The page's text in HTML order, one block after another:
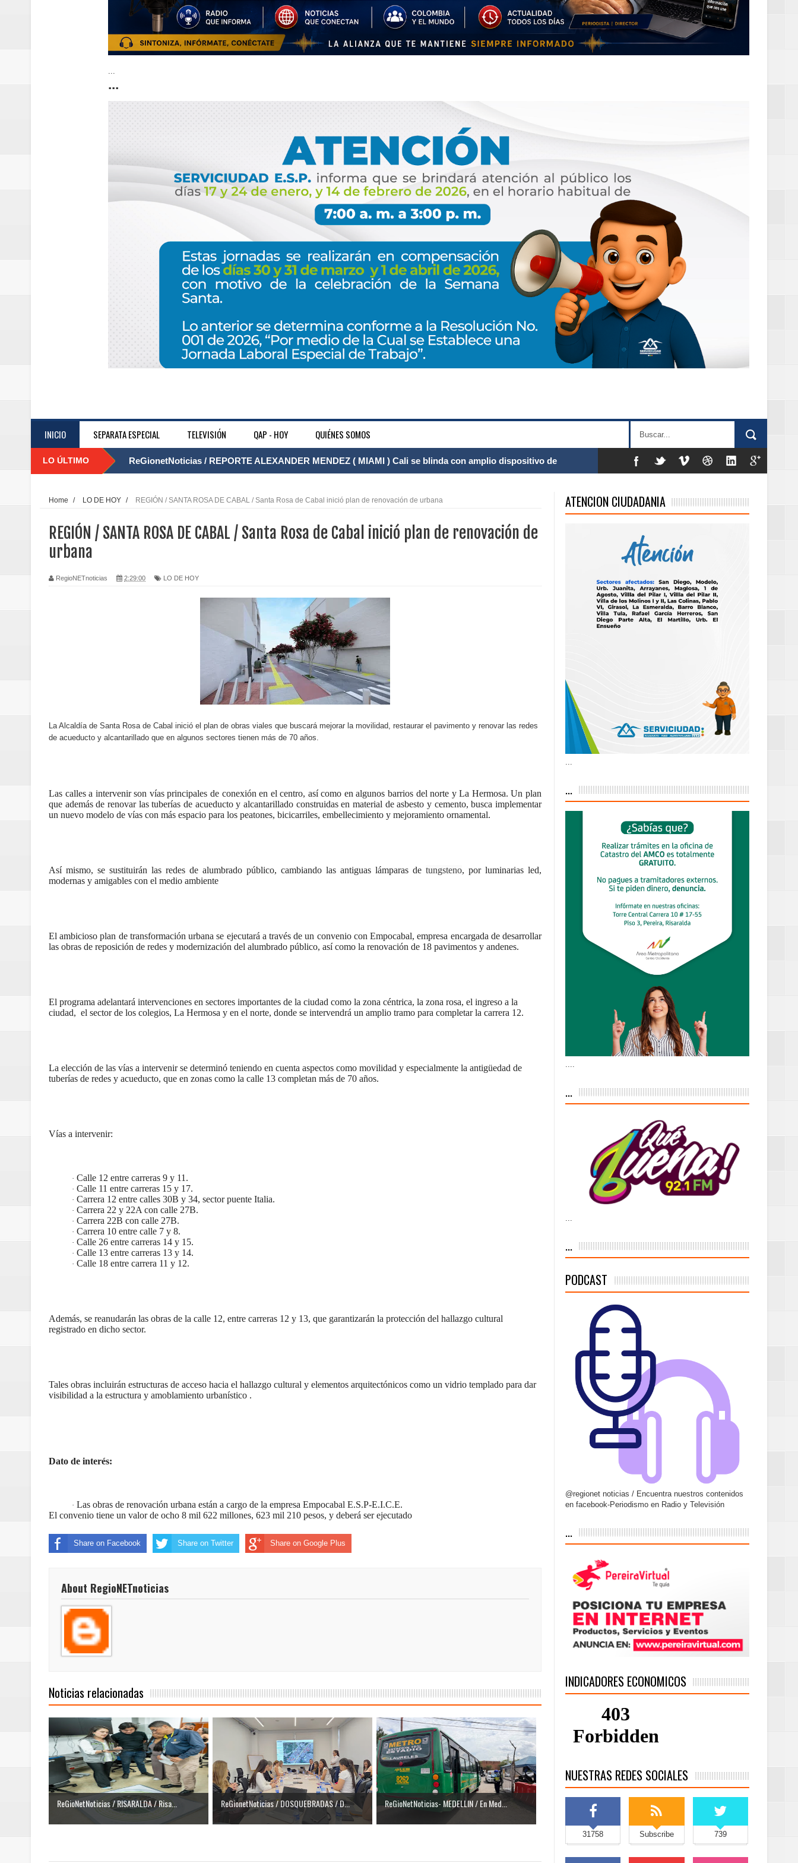
...
...
INICIO SEPARATA ESPECIAL TELEVISIÓN QAP - HOY QUIÉNES SOMOS
LO ÚLTIMO ReGionetNoticias / REPORTE ALEXANDER MENDEZ ( MIAMI ) Cali se blinda con amplio dispositivo de
Regionetnoticias / En solo dos años y siete meses, la Fábrica de Licores del Tolima alcanzó el 94 % de la meta de
transferencias prevista para los 4 años de gobierno
Regionetnoticias / Operacion exitosa del espacio pùblico en Bogotà
Regionetnoticias / Caldas fortalece el Mecanismo Articulador Departamental para el abordaje de las violencias
Regionetnoticias / Valle del Cauca tiene listo su plan de seguridad para recibir delegaciones y visitantes por la
posesión presidencial
Regionetnoticias / La Alcaldía de Pereira continúa renovando espacios comunitarios que llevaban décadas sin
Regionetnoticias / Agua potable transforma la vida de 68 estudiantes rurales en Filadelfia gracias al Gobierno de
Regionetnoticias / Alcaldía de Cartagena avanza en trabajos contra las inundaciones con solución definitiva en la
ecoeficientes en Marquetalia
Regionetnoticias / Despliegue de seguridad sin precedentes: El Valle y la nación refuerzan seguridad aérea y
ReGioNetNoticias / RISARALDA / Risaralda fortalece la preparación de sus municipios frente al riesgo volcánico
ReGionetNoticias / DOSQUEBRADAS / Dosquebradas fortalece la respuesta frente a tres Alertas Tempranas con
acciones que impactan a más de 20.000 personas
ReGioNetNoticias- MEDELLIN / En Medellín fue inmovilizado un bus que estaba siendo lavado en la vía pública y
ReGioNetNoticias / Altas temperaturas ponen en máxima alerta al Tolima
Home / LO DE HOY / REGIÓN / SANTA ROSA DE CABAL / Santa Rosa de Cabal inició plan de renovación de urbana
REGIÓN / SANTA ROSA DE CABAL / Santa Rosa de Cabal inició plan de renovación de
urbana
RegioNETnoticias 2:29:00 LO DE HOY
La Alcaldía de Santa Rosa de Cabal inició el plan de obras viales que buscará mejorar la movilidad, restaurar el pavimento y renovar las redes
de acueducto y alcantarillado que en algunos sectores tienen más de 70 años.
Las calles a intervenir son vías principales de conexión en el centro, así como en algunos barrios del norte y La Hermosa. Un plan
que además de renovar las tuberías de acueducto y alcantarillado construidas en material de asbesto y cemento, busca implementar
un nuevo modelo de vías con más espacio para los peatones, bicicarriles, embellecimiento y mejoramiento ornamental.
Así mismo, se sustituirán las redes de alumbrado público, cambiando las antiguas lámparas de tungsteno, por luminarias led,
modernas y amigables con el medio ambiente
El ambicioso plan de transformación urbana se ejecutará a través de un convenio con Empocabal, empresa encargada de desarrollar
las obras de reposición de redes y modernización del alumbrado público, así como la renovación de 18 pavimentos y andenes.
El programa adelantará intervenciones en sectores importantes de la ciudad como la zona céntrica, la zona rosa, el ingreso a la
ciudad, el sector de los colegios, La Hermosa y en el norte, donde se intervendrá un amplio tramo para completar la carrera 12.
La elección de las vías a intervenir se determinó teniendo en cuenta aspectos como movilidad y especialmente la antigüedad de
tuberías de redes y acueducto, que en zonas como la calle 13 completan más de 70 años.
Vías a intervenir:
· Calle 12 entre carreras 9 y 11.
· Calle 11 entre carreras 15 y 17.
· Carrera 12 entre calles 30B y 34, sector puente Italia.
· Carrera 22 y 22A con calle 27B.
· Carrera 22B con calle 27B.
· Carrera 10 entre calle 7 y 8.
· Calle 26 entre carreras 14 y 15.
· Calle 13 entre carreras 13 y 14.
· Calle 18 entre carrera 11 y 12.
Además, se reanudarán las obras de la calle 12, entre carreras 12 y 13, que garantizarán la protección del hallazgo cultural
registrado en dicho sector.
Tales obras incluirán estructuras de acceso hacia el hallazgo cultural y elementos arquitectónicos como un vidrio templado para dar
visibilidad a la estructura y amoblamiento urbanístico .
Dato de interés:
· Las obras de renovación urbana están a cargo de la empresa Empocabal E.S.P-E.I.C.E.
El convenio tiene un valor de ocho 8 mil 622 millones, 623 mil 210 pesos, y deberá ser ejecutado
Share on Facebook Share on Twitter Share on Google Plus
About RegioNETnoticias
Noticias relacionadas
ReGioNetNoticias / RISARALDA / Risa... ReGionetNoticias / DOSQUEBRADAS / D... ReGioNetNoticias- MEDELLIN / En Med...
ATENCION CIUDADANIA
...
...
...
PODCAST
@regionet noticias / Encuentra nuestros contenidos
en facebook-Periodismo en Radio y Televisión
...
INDICADORES ECONOMICOS
NUESTRAS REDES SOCIALES
31758 Subscribe 739